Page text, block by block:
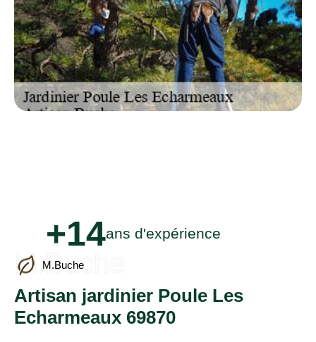
+14ans d'expérience
M.Buche
M.Buche
Artisan jardinier Poule Les
Echarmeaux 69870